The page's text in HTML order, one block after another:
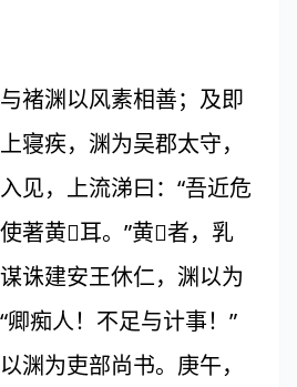
渊以风素相善；及即
寝疾，渊为吴郡太守，
见，上流涕曰：“吾近危
著黄𬡠耳。”黄𬡠者，乳
诛建安王休仁，渊以为
卿痴人！不足与计事！”
渊为吏部尚书。庚午，